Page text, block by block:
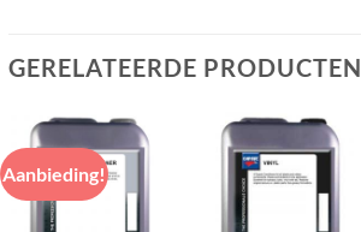
GERELATEERDE PRODUCTEN
Aanbieding!